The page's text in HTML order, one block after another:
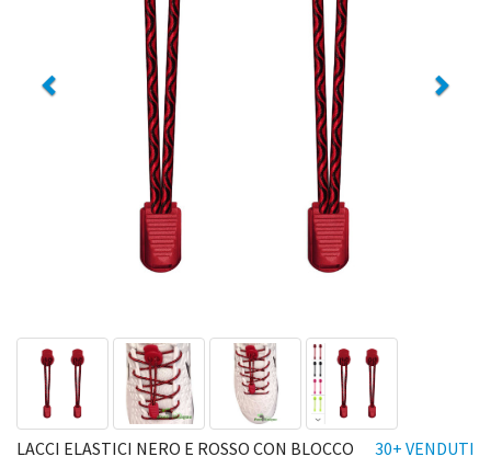
30+ VENDUTI
LACCI ELASTICI NERO E ROSSO CON BLOCCO